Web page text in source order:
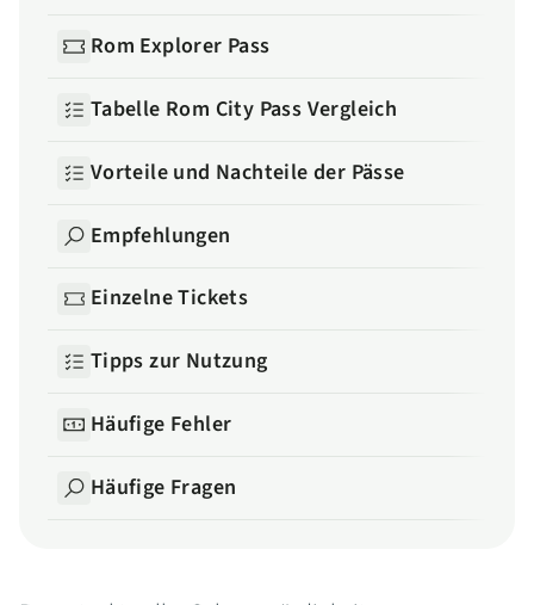
Rom Explorer Pass
Tabelle Rom City Pass Vergleich
Vorteile und Nachteile der Pässe
Empfehlungen
Einzelne Tickets
Tipps zur Nutzung
Häufige Fehler
Häufige Fragen